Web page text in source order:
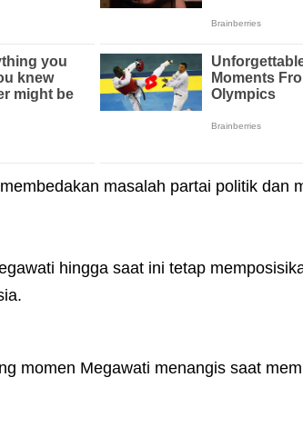
masalah partai politik dan
hingga saat ini tetap
momen Megawati menangis saat